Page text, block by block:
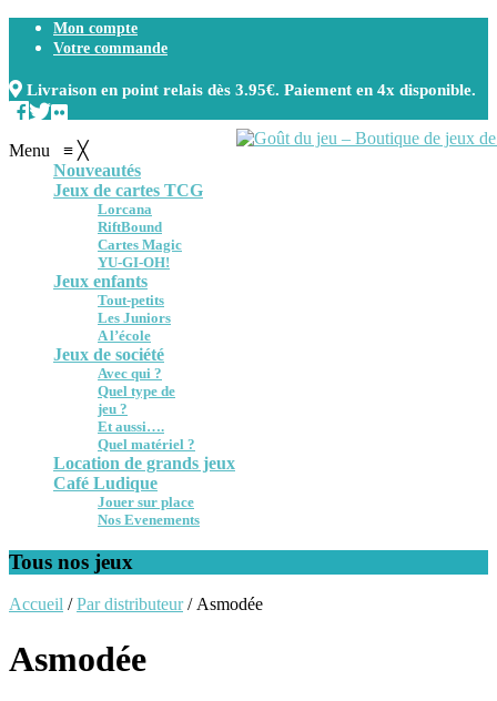
Mon compte
Votre commande
Livraison en point relais dès 3.95€. Paiement en 4x disponible.
Menu ≡ ╳
Nouveautés
Jeux de cartes TCG
Lorcana
RiftBound
Cartes Magic
YU-GI-OH!
Jeux enfants
Tout-petits
Les Juniors
A l’école
Jeux de société
Avec qui ?
Quel type de
jeu ?
Et aussi….
Quel matériel ?
Location de grands jeux
Café Ludique
Jouer sur place
Nos Evenements
Tous nos jeux
Accueil /Par distributeur/ Asmodée
Asmodée